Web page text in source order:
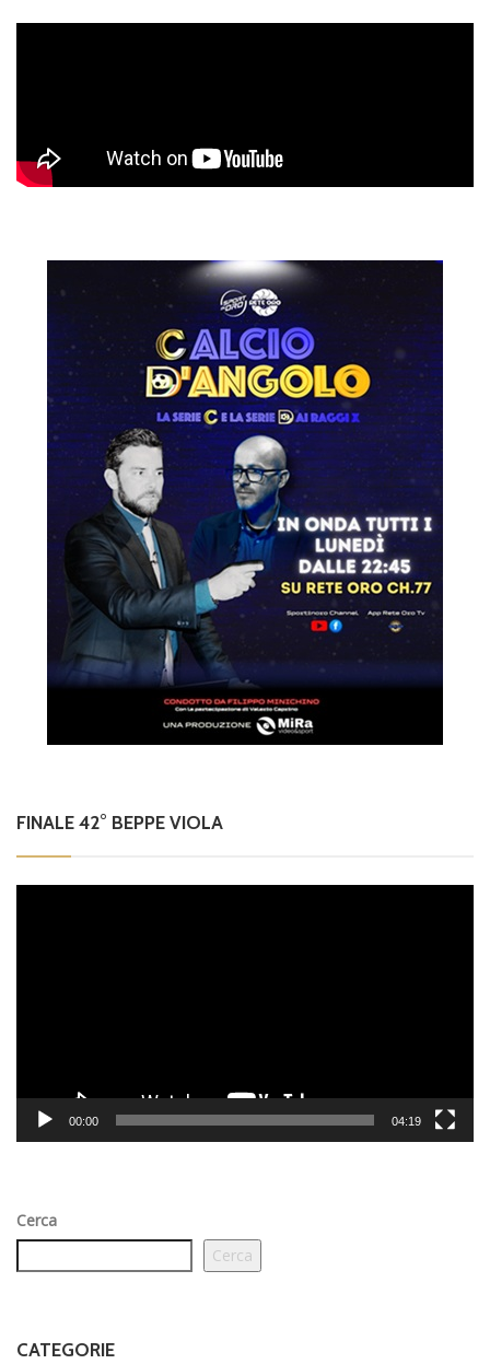
FINALE 42° BEPPE VIOLA
00:00 04:19
Cerca
Cerca
CATEGORIE